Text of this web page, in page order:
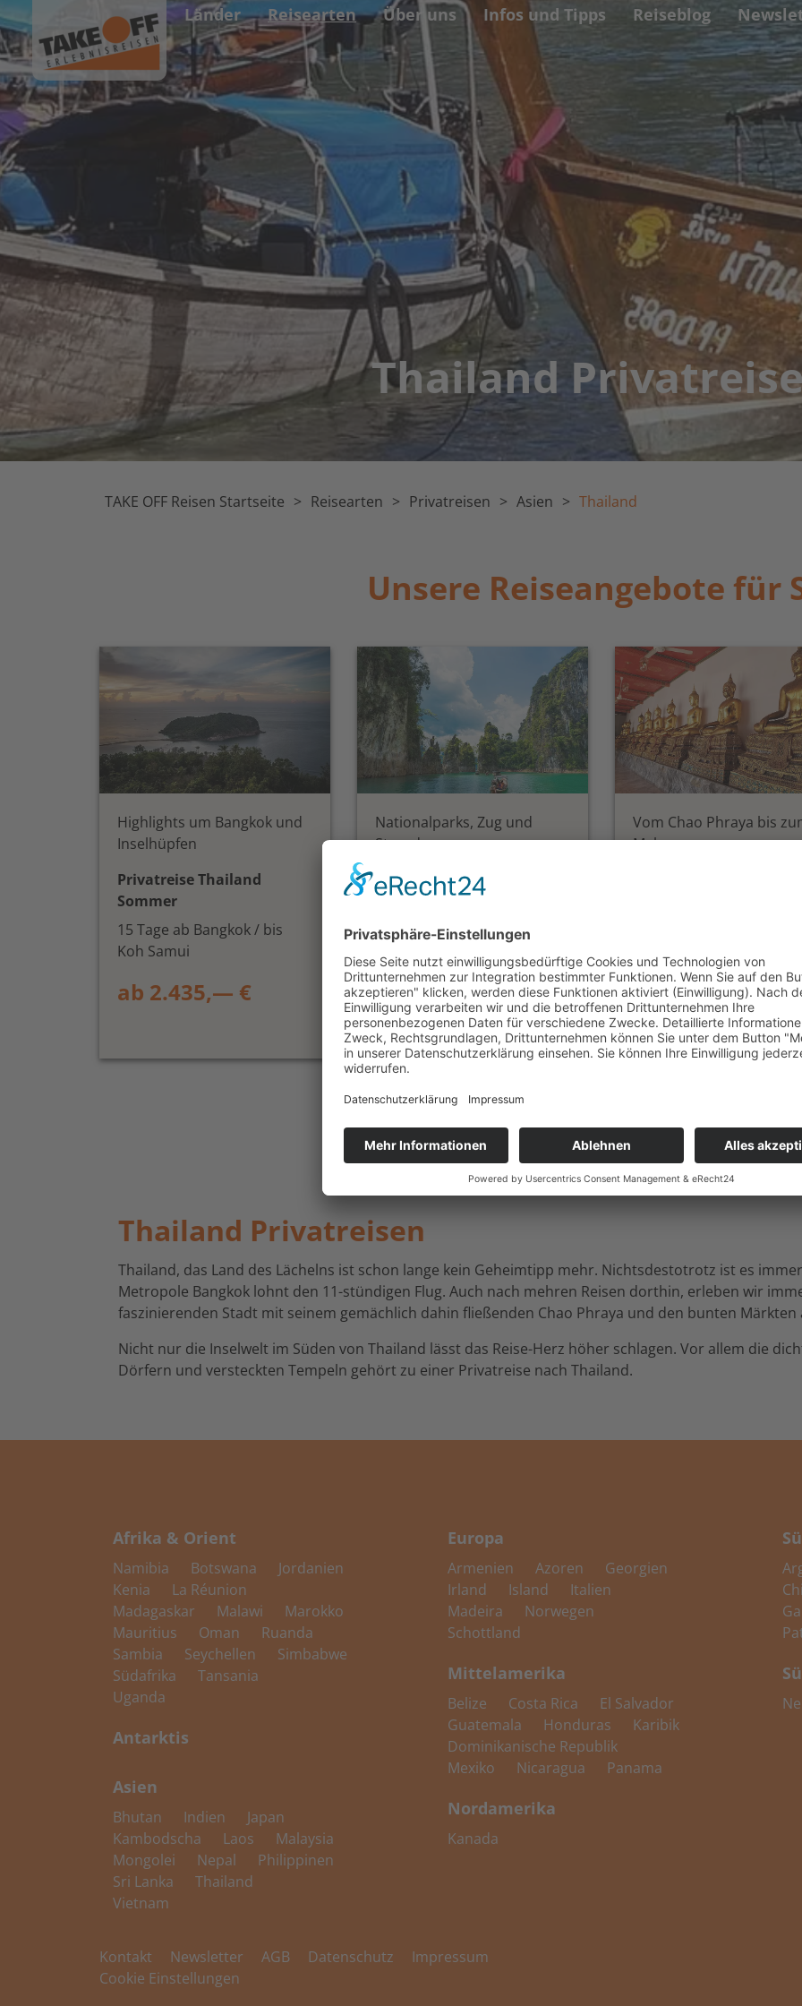
Länder Reisearten Über uns Infos und Tipps Reiseblog
Thailand
TAKE OFF Reisen Startseite Reisearten Privatreisen Asien Thailand
Unsere Reiseangebote für
Highlights um Bangkok und
Inselhüpfen
Privatreise Thailand
Sommer
15 Tage ab Bangkok / bis
Koh Samui
ab 2.435,— €
Nationalparks, Zug und
Strand
Privatreise Thailand
Winter
16 Tage ab Bangkok/bis
ab 1.979,— €
Vom Chao Phraya bis
Mekong
ab 3.025,— €
Thailand Privatreisen
Thailand, das Land des Lächelns ist schon lange kein Geheimtipp mehr. Nichtsdestotrotz ist es
Metropole Bangkok lohnt den 11-stündigen Flug. Auch nach mehren Reisen dorthin, erleben wir
faszinierenden Stadt mit seinem gemächlich dahin fließenden Chao Phraya und den bunten Märkten
Nicht nur die Inselwelt im Süden von Thailand lässt das Reise-Herz höher schlagen. Vor allem die
Dörfern und versteckten Tempeln gehört zu einer Privatreise nach Thailand.
Afrika & Orient
Namibia Botswana
Jordanien
Kenia
La Réunion
Madagaskar
Malawi
Marokko
Mauritius
Oman
Ruanda
Sambia
Seychellen
Simbabwe
Südafrika
Tansania
Uganda
Antarktis
Asien
Bhutan Indien
Japan
Kambodscha
Laos
Malaysia
Mongolei
Nepal
Philippinen
Sri Lanka
Thailand
Vietnam
Europa
Armenien Azoren
Georgien
Irland
Island
Italien
Madeira
Norwegen
Schottland
Mittelamerika
Belize Costa Rica
El Salvador
Guatemala
Honduras
Karibik
Dominikanische Republik
Mexiko
Nicaragua Panama
Nordamerika
Kanada
Kontakt Newsletter AGB Datenschutz
Impressum
Cookie Einstellungen